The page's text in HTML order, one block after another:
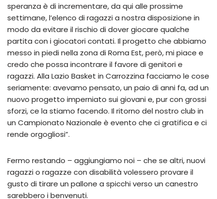
speranza è di incrementare, da qui alle prossime
settimane, l’elenco di ragazzi a nostra disposizione in
modo da evitare il rischio di dover giocare qualche
partita con i giocatori contati. Il progetto che abbiamo
messo in piedi nella zona di Roma Est, però, mi piace e
credo che possa incontrare il favore di genitori e
ragazzi. Alla Lazio Basket in Carrozzina facciamo le cose
seriamente: avevamo pensato, un paio di anni fa, ad un
nuovo progetto imperniato sui giovani e, pur con grossi
sforzi, ce la stiamo facendo. Il ritorno del nostro club in
un Campionato Nazionale è evento che ci gratifica e ci
rende orgogliosi”.
Fermo restando – aggiungiamo noi – che se altri, nuovi
ragazzi o ragazze con disabilità volessero provare il
gusto di tirare un pallone a spicchi verso un canestro
sarebbero i benvenuti.